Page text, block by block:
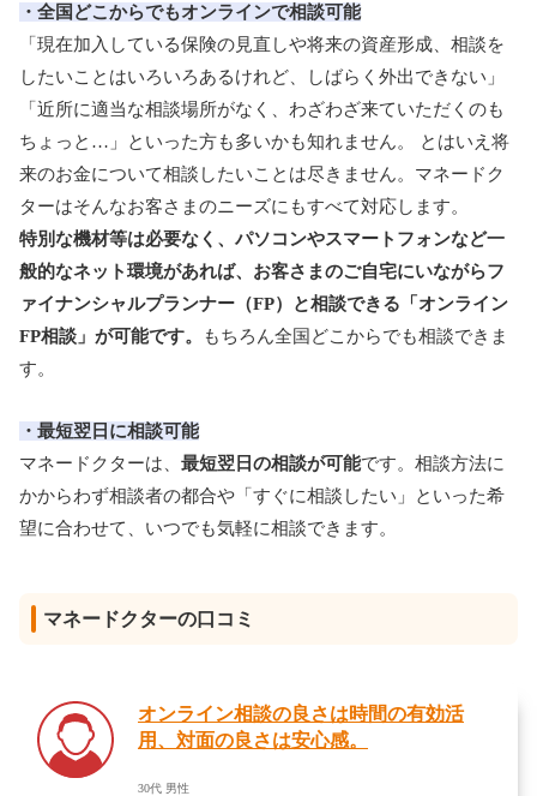
・全国どこからでもオンラインで相談可能
「現在加入している保険の見直しや将来の資産形成、相談を
したいことはいろいろあるけれど、しばらく外出できない」
「近所に適当な相談場所がなく、わざわざ来ていただくのも
ちょっと…」といった方も多いかも知れません。 とはいえ将
来のお金について相談したいことは尽きません。マネードク
ターはそんなお客さまのニーズにもすべて対応します。
特別な機材等は必要なく、パソコンやスマートフォンなど一
般的なネット環境があれば、お客さまのご自宅にいながらフ
ァイナンシャルプランナー（FP）と相談できる「オンライン
FP相談」が可能です。
もちろん全国どこからでも相談できま
す。
・最短翌日に相談可能
マネードクターは、 最短翌日の相談が可能です。相談方法に
かからわず相談者の都合や「すぐに相談したい」といった希
望に合わせて、いつでも気軽に相談できます。
マネードクターの口コミ
オンライン相談の良さは時間の有効活
用、対面の良さは安心感。
30代 男性